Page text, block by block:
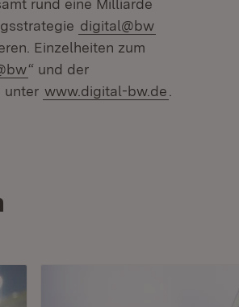
rund eine Milliarde
digital@bw
Einzelheiten zum
“ und der
unter www.digital-bw.de